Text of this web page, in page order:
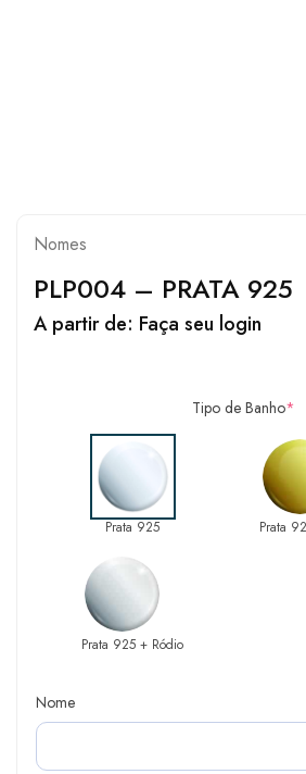
Nomes
PLP004 – PRATA 925
A partir de: Faça seu login
Tipo de Banho*
Prata 925 Prata
Prata 925 + Ródio
Nome